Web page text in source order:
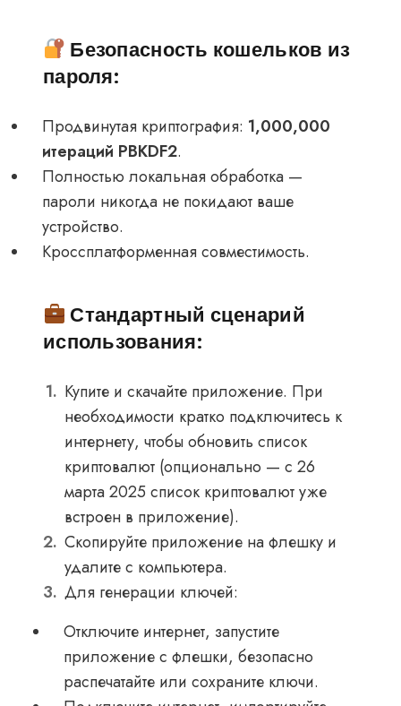
Безопасность кошельков из
пароля:
Продвинутая криптография: 1,000,000
итераций PBKDF2.
Полностью локальная обработка —
пароли никогда не покидают ваше
устройство.
Кроссплатформенная совместимость.
Стандартный сценарий
использования:
Купите и скачайте приложение. При
необходимости кратко подключитесь к
интернету, чтобы обновить список
криптовалют (опционально — с 26
марта 2025 список криптовалют уже
встроен в приложение).
Скопируйте приложение на флешку и
удалите с компьютера.
Для генерации ключей:
Отключите интернет, запустите
приложение с флешки, безопасно
распечатайте или сохраните ключи.